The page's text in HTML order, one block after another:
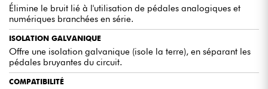
Élimine le bruit lié à l'utilisation de pédales analogiques et
numériques branchées en série.
ISOLATION GALVANIQUE
Offre une isolation galvanique (isole la terre), en séparant les
pédales bruyantes du circuit.
COMPATIBILITÉ